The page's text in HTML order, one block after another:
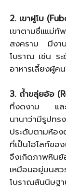
2. เขาฝูโบ
เขาตามชื่แแม่
สงคราม มีงา
โบราณ เช่น ร
อาหารเลี้ยงผู้ค
3. ถ้ำขลุ่ยอ้อ
ที่งดงาม และ
นานาว่ามีรูปทร
ประดับตามห้อง
ที่เป็นไฮไลท์ข
จึงเกิดภาพหินย้
เหมือนอยู่บน
โบราณสันนิษฐา